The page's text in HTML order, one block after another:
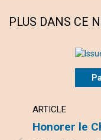
PLUS DANS CE
ARTICLE
Honorer le